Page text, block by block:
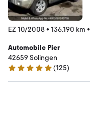
EZ 10/2008• 136.190 km •
Automobile Pier
42659 Solingen
4.8 Sterne
(125)